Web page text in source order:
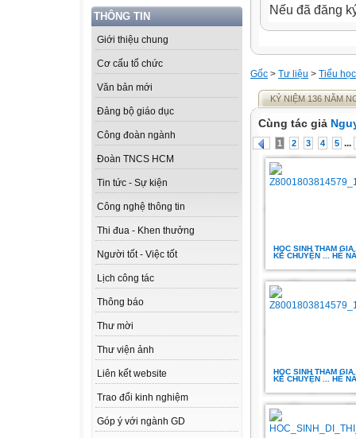
THÔNG TIN
Giới thiệu chung
Cơ cấu tổ chức
Văn bản mới
Đảng bộ giáo dục
Công đoàn ngành
Đoàn TNCS HCM
Tin tức - Sự kiện
Công nghệ thông tin
Thi đua - Khen thưởng
Người tốt - Việc tốt
Lịch công tác
Thông báo
Thư mời
Thư viện ảnh
Liên kết website
Trao đổi kinh nghiệm
Góp ý với ngành GD
Nếu đã đăng
Gốc > Tư liệu > Tiểu học
KỶ NIỆM 136 NĂM
Cùng tác giả
1 2 3 4 5 ...
HỌC SINH THAM GIA
KỂ CHUYỆN ... HÈ
HỌC SINH THAM GIA
KỂ CHUYỆN ... HÈ